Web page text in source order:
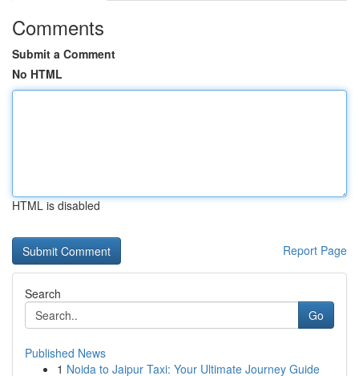
Comments
Submit a Comment
No HTML
HTML is disabled
Report Page
Search
Go
Published News
1 Noida to Jaipur Taxi: Your Ultimate Journey Guide